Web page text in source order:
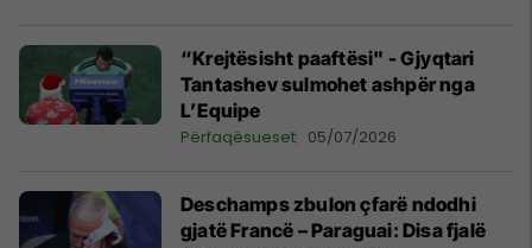
“Krejtësisht paaftësi" - Gjyqtari
Tantashev sulmohet ashpër nga
L’Equipe
Përfaqësueset 05/07/2026
Deschamps zbulon çfarë ndodhi
gjatë Francë – Paraguai: Disa fjalë